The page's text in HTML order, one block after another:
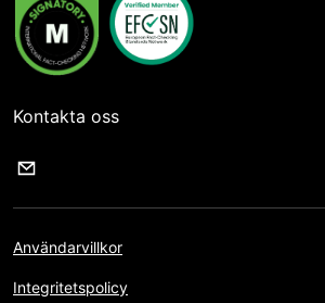
Kontakta oss
Användarvillkor
Integritetspolicy